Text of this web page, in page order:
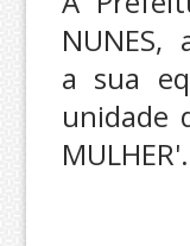
NUNES,
a sua
unidade
MULHER'.